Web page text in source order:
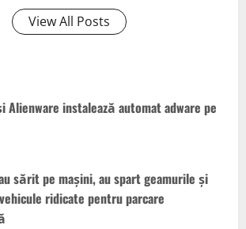
View All Posts
Alienware instalează automat adware pe
sărit pe mașini, au spart geamurile și
ridicate pentru parcare